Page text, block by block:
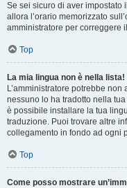
Se sei sicuro di aver impostato
allora l’orario memorizzato
amministratore per correggere
Top
La mia lingua non è nella lista!
L’amministratore potrebbe
nessuno lo ha tradotto nella
è possibile installare la tua
traduzione. Puoi trovare altre
collegamento in fondo ad ogni
Top
Come posso mostrare